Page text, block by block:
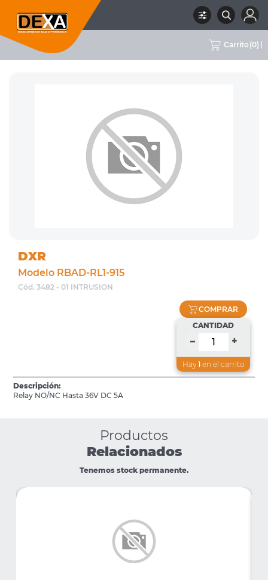
Carrito (0)
DETECTORES VARIOS, MÓDULOS
DXR
Modelo RBAD-RL1-915
Cód. 3482 - 01 INTRUSION
COMPRAR
CANTIDAD
– +
Hay 1 en el carrito
Descripción:
Relay NO/NC Hasta 36V DC 5A
Productos
Relacionados
Tenemos stock permanente.